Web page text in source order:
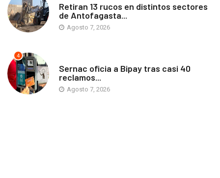
Retiran 13 rucos en distintos sectores
de Antofagasta...
Agosto 7, 2026
4
Sernac oficia a Bipay tras casi 40
reclamos...
Agosto 7, 2026